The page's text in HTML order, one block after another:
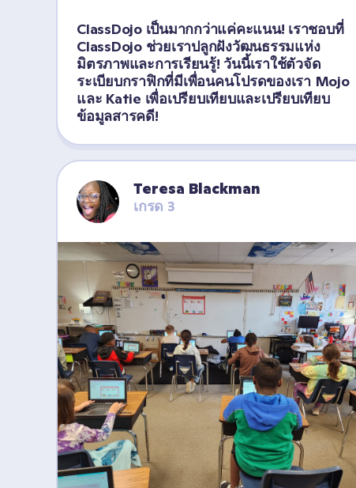
ClassDojo เป็นมากกว่าแค่คะแนน! เราชอบที่
ClassDojo ช่วยเราปลูกฝังวัฒนธรรมแห่ง
มิตรภาพและการเรียนรู้! วันนี้เราใช้ตัวจัด
ระเบียบกราฟิกที่มีเพื่อนคนโปรดของเรา Mojo
และ Katie เพื่อเปรียบเทียบและเปรียบเทียบ
ข้อมูลสารคดี!
Teresa Blackman
เกรด 3